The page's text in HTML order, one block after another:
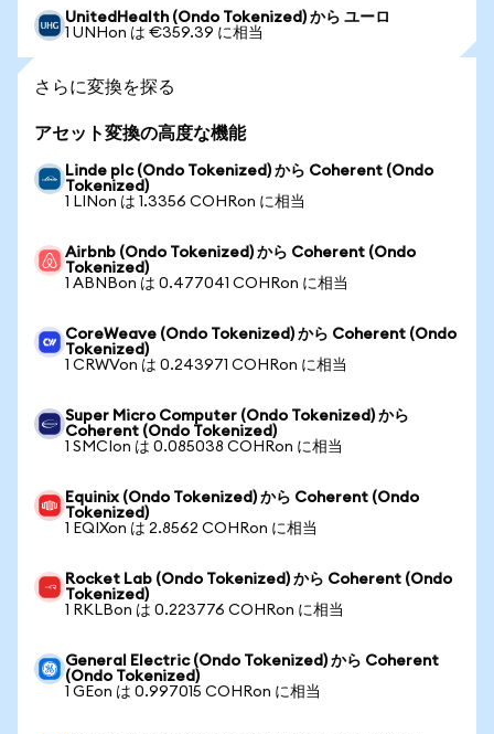
UnitedHealth (Ondo Tokenized) から ユーロ
1 UNHon は €359.39 に相当
さらに変換を探る
アセット変換の高度な機能
Linde plc (Ondo Tokenized) から Coherent (Ondo
Tokenized)
1 LINon は 1.3356 COHRon に相当
Airbnb (Ondo Tokenized) から Coherent (Ondo
Tokenized)
1 ABNBon は 0.477041 COHRon に相当
CoreWeave (Ondo Tokenized) から Coherent (Ondo
Tokenized)
1 CRWVon は 0.243971 COHRon に相当
Super Micro Computer (Ondo Tokenized) から
Coherent (Ondo Tokenized)
1 SMCIon は 0.085038 COHRon に相当
Equinix (Ondo Tokenized) から Coherent (Ondo
Tokenized)
1 EQIXon は 2.8562 COHRon に相当
Rocket Lab (Ondo Tokenized) から Coherent (Ondo
Tokenized)
1 RKLBon は 0.223776 COHRon に相当
General Electric (Ondo Tokenized) から Coherent
(Ondo Tokenized)
1 GEon は 0.997015 COHRon に相当